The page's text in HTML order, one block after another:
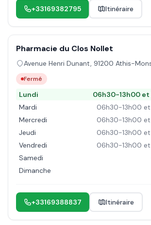
+33169382795 Itinéraire
Pharmacie du Clos Nollet
Avenue Henri Dunant, 91200 Athis-
Fermé
Lundi
06h30-13h00
Mardi
06h30-13h00
Mercredi
06h30-13h00
Jeudi
06h30-13h00
Vendredi
06h30-13h00
Samedi
Dimanche
+33169388837 Itinéraire